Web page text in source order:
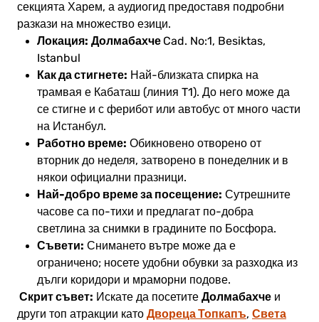
секцията Харем, а аудиогид предоставя подробни
разкази на множество езици.
Локация: Долмабахче Cad. No:1, Besiktas,
Istanbul
Как да стигнете: Най-близката спирка на
трамвая е Кабаташ (линия T1). До него може да
се стигне и с ферибот или автобус от много части
на Истанбул.
Работно време: Обикновено отворено от
вторник до неделя, затворено в понеделник и в
някои официални празници.
Най-добро време за посещение: Сутрешните
часове са по-тихи и предлагат по-добра
светлина за снимки в градините по Босфора.
Съвети: Снимането вътре може да е
ограничено; носете удобни обувки за разходка из
дълги коридори и мраморни подове.
Скрит съвет: Искате да посетите Долмабахче и
други топ атракции като Двореца Топкапъ, Света